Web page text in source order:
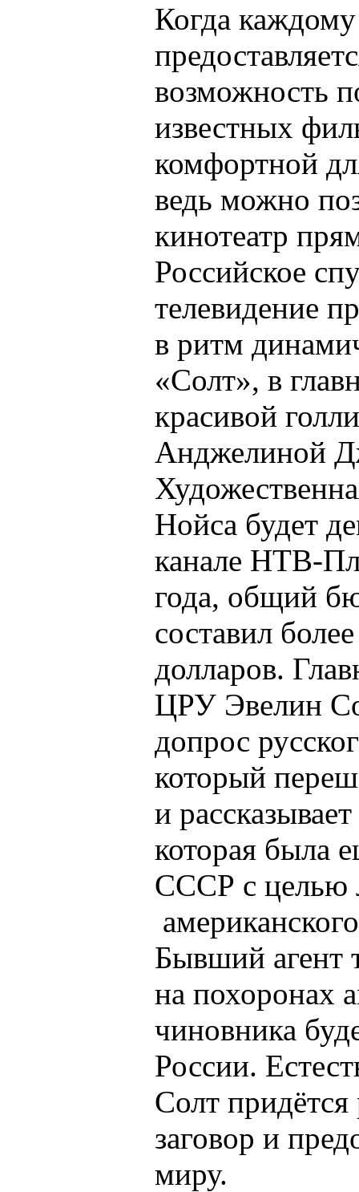
Когда
возможность
известных
комфортной
ведь можно
кинотеатр
Российское
телевидение
в ритм
«Солт», в
красивой
Анджелиной
Нойса будет
канале НТВ-
года, общий
составил
долларов.
ЦРУ Эвелин
допрос
который
и
которая была
СССР с целью
Бывший агент
на похоронах
чиновника
России.
Солт придётся
заговор и
миру.